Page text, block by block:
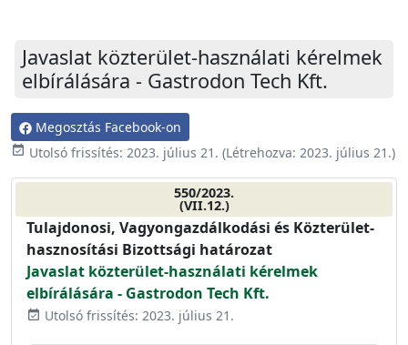
Javaslat közterület-használati kérelmek
elbírálására - Gastrodon Tech Kft.
Megosztás Facebook-on
event_available Utolsó frissítés: 2023. július 21. (Létrehozva: 2023. július 21.)
550/2023.
(VII.12.)
Tulajdonosi, Vagyongazdálkodási és Közterület-
hasznosítási Bizottsági határozat
Javaslat közterület-használati kérelmek
elbírálására - Gastrodon Tech Kft.
event_available Utolsó frissítés: 2023. július 21.